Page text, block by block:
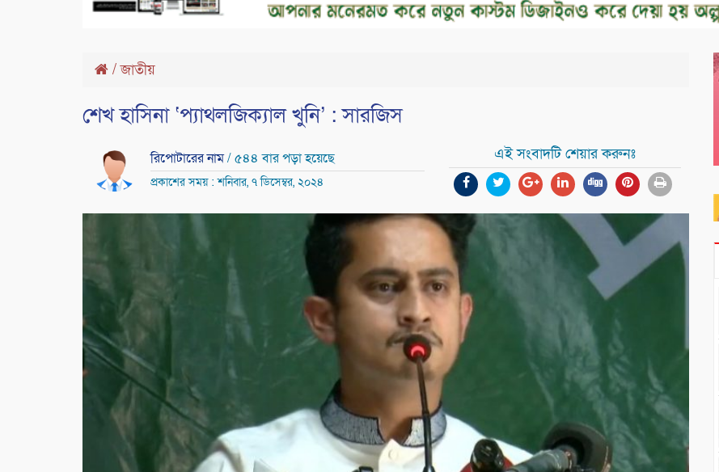
/জাতীয়
শেখ হাসিনা ‘প্যাথলজিক্যাল খুনি’ : সারজিস
রিপোটারের নাম/ ৫৪৪ বার পড়া হয়েছে
প্রকাশের সময় : শনিবার, ৭ ডিসেম্বর, ২০২৪
এই সংবাদটি শেয়ার করুনঃ